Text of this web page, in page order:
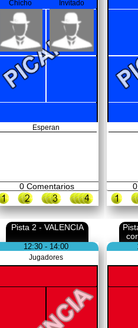
Chicho Invitado
Esperan
0Comentarios 0
Pista 2 - VALENCIA
12:30 - 14:00
Jugadores